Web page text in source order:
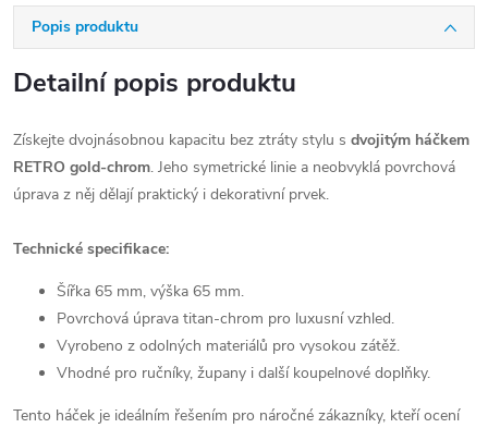
Popis produktu
Detailní popis produktu
Získejte dvojnásobnou kapacitu bez ztráty stylu s dvojitým háčkem
RETRO gold-chrom. Jeho symetrické linie a neobvyklá povrchová
úprava z něj dělají praktický i dekorativní prvek.
Technické specifikace:
Šířka 65 mm, výška 65 mm.
Povrchová úprava titan-chrom pro luxusní vzhled.
Vyrobeno z odolných materiálů pro vysokou zátěž.
Vhodné pro ručníky, župany i další koupelnové doplňky.
Tento háček je ideálním řešením pro náročné zákazníky, kteří ocení